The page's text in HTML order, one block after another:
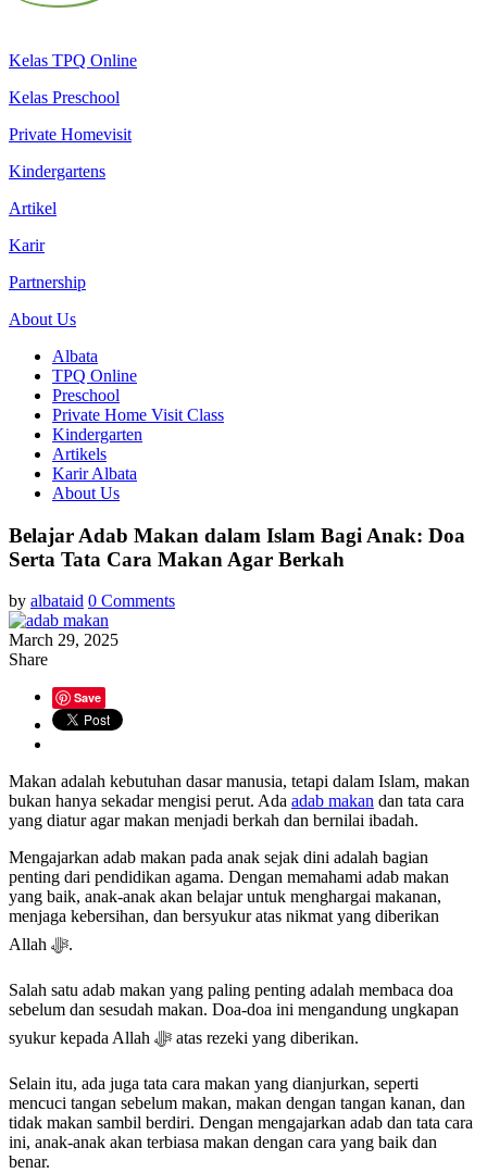
Kelas TPQ Online
Kelas Preschool
Private Homevisit
Kindergartens
Artikel
Karir
Partnership
About Us
Albata
TPQ Online
Preschool
Private Home Visit Class
Kindergarten
Artikels
Karir Albata
About Us
Belajar Adab Makan dalam Islam Bagi Anak: Doa
Serta Tata Cara Makan Agar Berkah
by albataid 0 Comments
March 29, 2025
Share
Save
Makan adalah kebutuhan dasar manusia, tetapi dalam Islam, makan
bukan hanya sekadar mengisi perut. Ada adab makan dan tata cara
yang diatur agar makan menjadi berkah dan bernilai ibadah.
Mengajarkan adab makan pada anak sejak dini adalah bagian
penting dari pendidikan agama. Dengan memahami adab makan
yang baik, anak-anak akan belajar untuk menghargai makanan,
menjaga kebersihan, dan bersyukur atas nikmat yang diberikan
Allah ﷻ.
Salah satu adab makan yang paling penting adalah membaca doa
sebelum dan sesudah makan. Doa-doa ini mengandung ungkapan
syukur kepada Allah ﷻ atas rezeki yang diberikan.
Selain itu, ada juga tata cara makan yang dianjurkan, seperti
mencuci tangan sebelum makan, makan dengan tangan kanan, dan
tidak makan sambil berdiri. Dengan mengajarkan adab dan tata cara
ini, anak-anak akan terbiasa makan dengan cara yang baik dan
benar.